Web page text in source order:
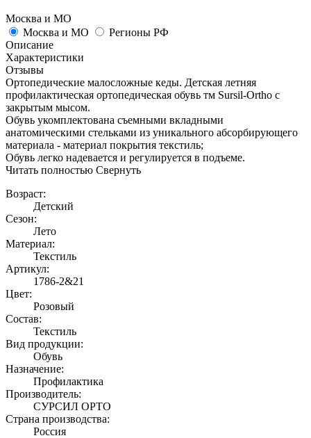
Москва и МО
Москва и МО
Регионы РФ
Описание
Характеристики
Отзывы
Ортопедические малосложные кеды. Детская летняя
профилактическая ортопедическая обувь тм Sursil-Ortho с
закрытым мысом.
Обувь укомплектована съемными вкладными
анатомическими стельками из уникального абсорбирующего
материала - материал покрытия текстиль;
Обувь легко надевается и регулируется в подъеме.
Читать полностью Свернуть
Возраст:
Детский
Сезон:
Лето
Материал:
Текстиль
Артикул:
1786-2&21
Цвет:
Розовый
Состав:
Текстиль
Вид продукции:
Обувь
Назначение:
Профилактика
Производитель:
СУРСИЛ ОРТО
Страна производства:
Россия